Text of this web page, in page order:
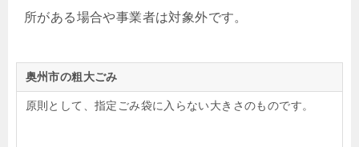
所がある場合や事業者は対象外です。
奥州市の粗大ごみ
原則として、指定ごみ袋に入らない大きさのものです。